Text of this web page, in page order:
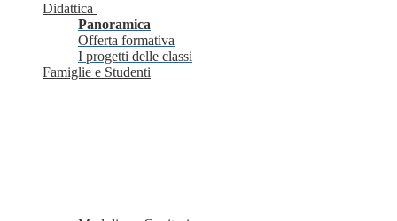
Didattica
Panoramica
Offerta formativa
I progetti delle classi
Famiglie e Studenti